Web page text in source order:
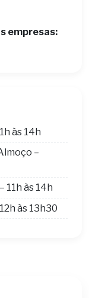
empresas:
às 14h
–
11h às 14h
às 13h30